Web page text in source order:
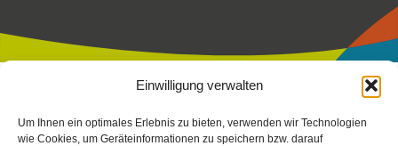
Einwilligung verwalten
Um Ihnen ein optimales Erlebnis zu bieten, verwenden wir Technologien
wie Cookies, um Geräteinformationen zu speichern bzw. darauf
Fotos:Stefan Leitner-Gesaeuse,TV Gesäuse Stefan Leitner